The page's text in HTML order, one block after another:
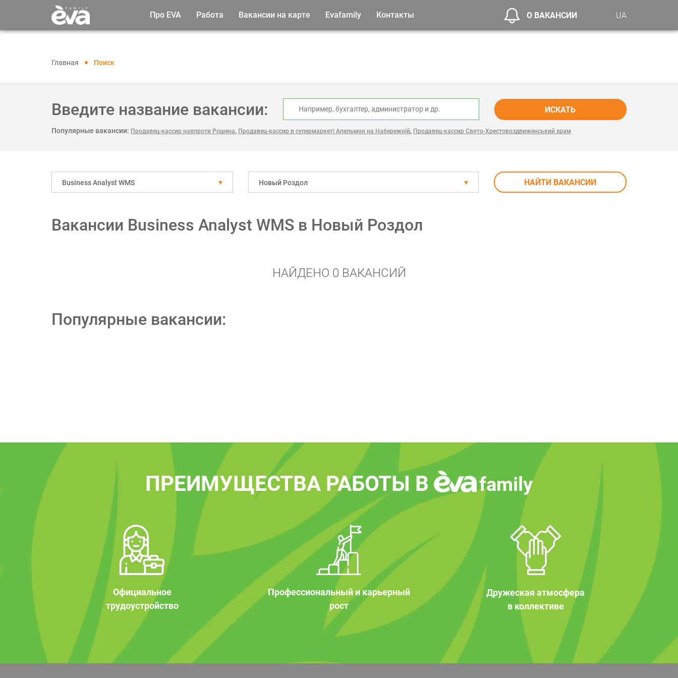
Про EVA Работа Вакансии на карте Evafamily Контакты О ВАКАНСИИ UA
Главная Поиск
Введите название вакансии: ИСКАТЬ
Популярные вакансии: Продавец-кассир навпроти Рошена, Продавец-кассир в супермаркеті Апельмон на Набережній, Продавец-кассир Свято-Хрестовоздвиженський храм
Business Analyst WMS Новый Роздол НАЙТИ ВАКАНСИИ
Вакансии Business Analyst WMS в Новый Роздол
НАЙДЕНО 0 ВАКАНСИЙ
Популярные вакансии:
ПРЕИМУЩЕСТВА РАБОТЫ В family
Официальное
трудоустройство
Профессиональный и карьерный
рост
Дружеская атмосфера
в коллективе